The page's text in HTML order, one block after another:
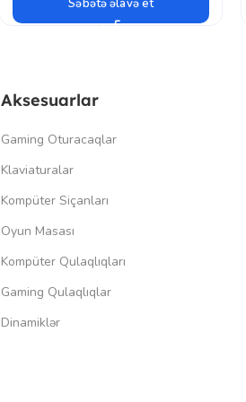
Səbətə əlavə et
Aksesuarlar
Gaming Oturacaqlar
Klaviaturalar
Kompüter Siçanları
Oyun Masası
Kompüter Qulaqlıqları
Gaming Qulaqlıqlar
Dinamiklər